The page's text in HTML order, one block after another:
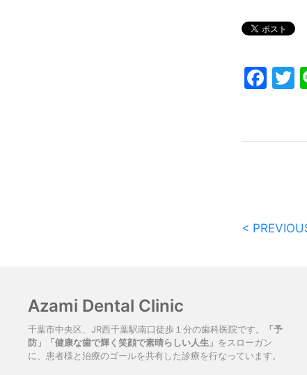
<
Azami Dental Clinic
千葉市中央区、JR西千葉駅南口徒歩１分の歯科医院です。
「予
防」「健康な歯で輝く笑顔で素晴らしい人生」 をスローガン
に、患者様と治療のゴールを共有した診療を行なっています。